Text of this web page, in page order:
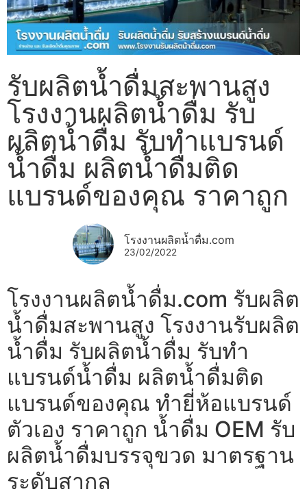
รับผลิตน้ำดื่มสะพานสูง
โรงงานผลิตน้ำดื่ม รับ
ผลิตน้ำดื่ม รับทำแบรนด์
น้ำดื่ม ผลิตน้ำดื่มติด
แบรนด์ของคุณ ราคาถูก
โรงงานผลิตน้ำดื่ม.com
23/02/2022
โรงงานผลิตน้ำดื่ม.com รับผลิต
น้ำดื่มสะพานสูง โรงงานรับผลิต
น้ำดื่ม รับผลิตน้ำดื่ม รับทำ
แบรนด์น้ำดื่ม ผลิตน้ำดื่มติด
แบรนด์ของคุณ ทำยี่ห้อแบรนด์
ตัวเอง ราคาถูก น้ำดื่ม OEM รับ
ผลิตน้ำดื่มบรรจุขวด มาตรฐาน
ระดับสากล